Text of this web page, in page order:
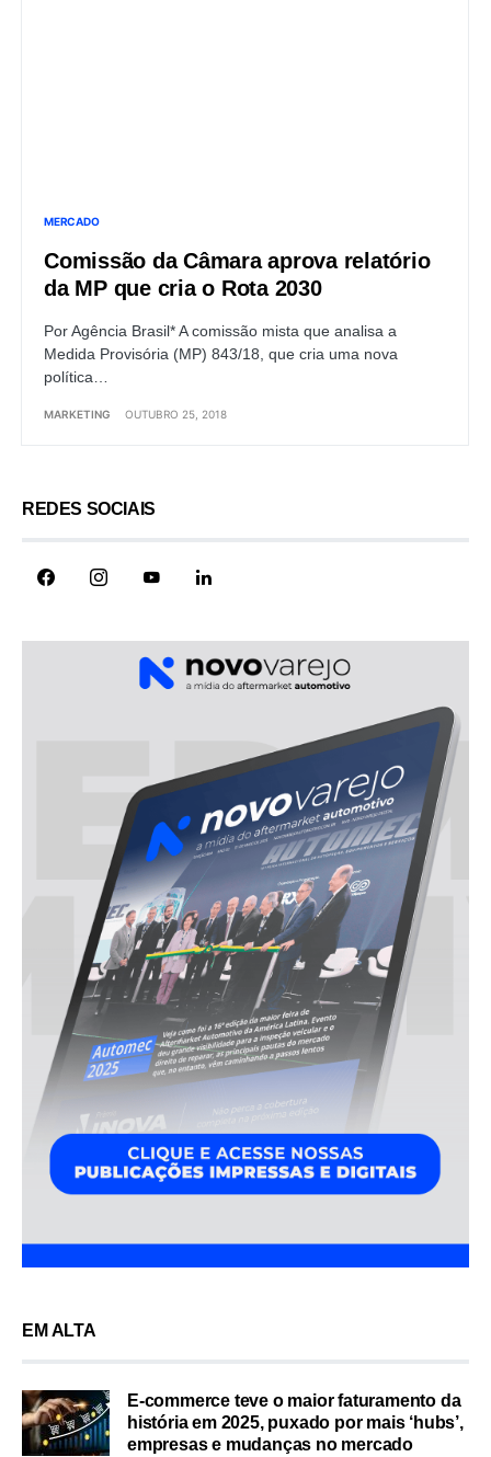
MERCADO
Comissão da Câmara aprova relatório
da MP que cria o Rota 2030
Por Agência Brasil* A comissão mista que analisa a
Medida Provisória (MP) 843/18, que cria uma nova
política…
MARKETING OUTUBRO 25, 2018
REDES SOCIAIS
EM ALTA
E-commerce teve o maior faturamento da
história em 2025, puxado por mais ‘hubs’,
empresas e mudanças no mercado